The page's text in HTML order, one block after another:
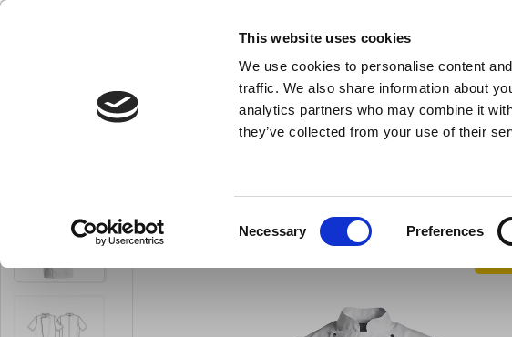
This website uses cookies
We use cookies to personalise content
traffic. We also share information about
analytics partners who may combine it
they’ve collected from your use of their
Necessary Preferences
- Køkkenudstyr til professionelle og entusiaster
Køkkenredskaber Gryder & Pander
OUTLET